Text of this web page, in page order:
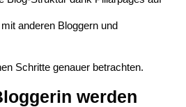
anderen Bloggern und
Schritte genauer betrachten.
werden